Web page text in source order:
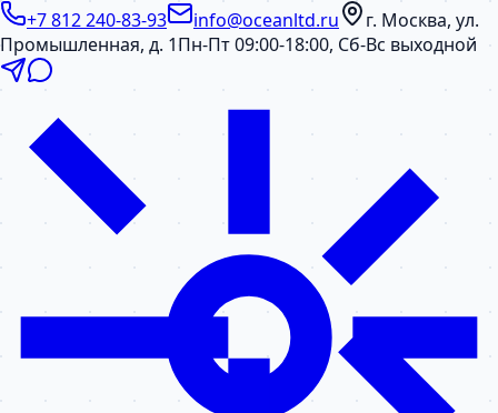
+7 812 240-83-93 info@oceanltd.ru
г. Москва, ул.
Промышленная, д. 1Пн-Пт 09:00-18:00, Сб-Вс выходной